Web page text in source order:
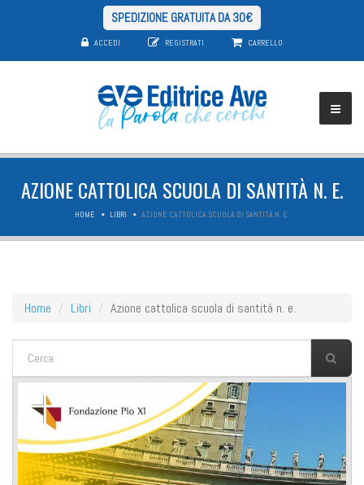
SPEDIZIONE GRATUITA DA 30€
ACCEDI REGISTRATI CARRELLO
AZIONE CATTOLICA SCUOLA DI SANTITÀ N. E.
HOME LIBRI AZIONE CATTOLICA SCUOLA DI SANTITÀ N. E.
Home Libri Azione cattolica scuola di santità n. e.
FORM DI RICERCA